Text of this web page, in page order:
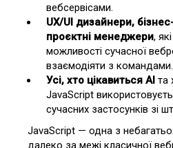
вебсервісами.
UX/UI дизайнери,
проєктні менеджери,
можливості сучасної
взаємодіяти з командами.
Усі, хто цікавиться AI та
JavaScript
сучасних застосунків зі
JavaScript — одна з
далеко за межі класичної